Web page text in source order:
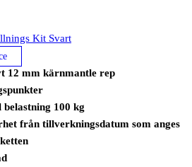
Kit Svart
12 mm kärnmantle rep
100 kg
från tillverkningsdatum som anges